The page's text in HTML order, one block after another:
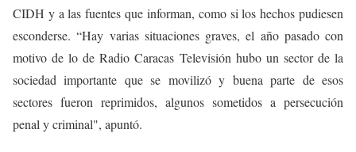
CIDH y a las fuentes que informan, como si los hechos pudiesen
esconderse. “Hay varias situaciones graves, el año pasado con
motivo de lo de Radio Caracas Televisión hubo un sector de la
sociedad importante que se movilizó y buena parte de esos
sectores fueron reprimidos, algunos sometidos a persecución
penal y criminal", apuntó.